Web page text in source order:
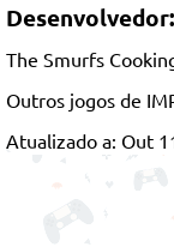
Desenvolvedor:
The Smurfs
Outros jogos de
Atualizado a: Out